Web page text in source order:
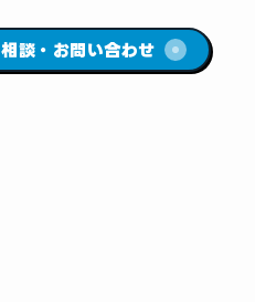
相談・お問い合わせ